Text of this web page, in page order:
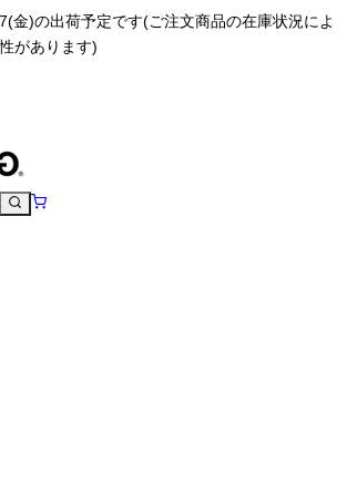
金)の出荷予定です(ご注文商品の在庫状況によ
があります)